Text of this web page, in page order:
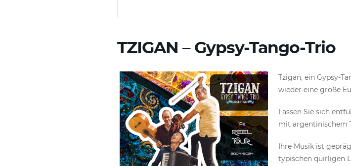
TZIGAN – Gypsy-Tango-Trio
Tzigan, ein Gypsy-
wieder eine große
Lassen Sie sich
mit argentinischem
Ihre Musik ist
typischen quirligen